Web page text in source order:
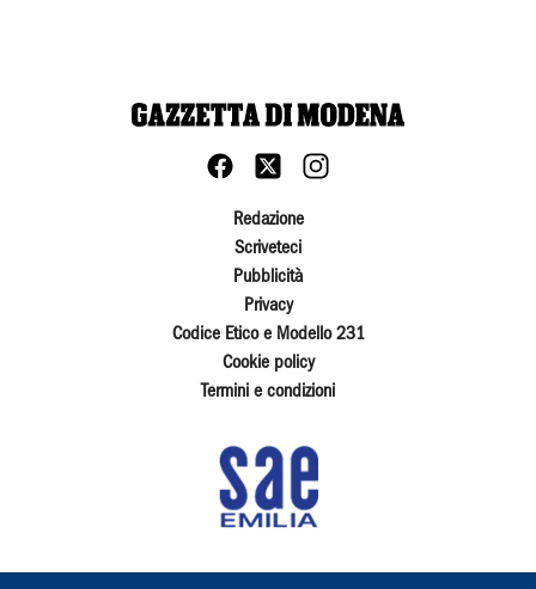
Redazione
Scriveteci
Pubblicità
Privacy
Codice Etico e Modello 231
Cookie policy
Termini e condizioni